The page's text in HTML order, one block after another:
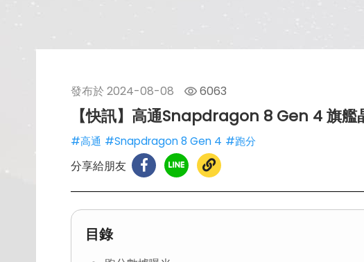
發布於 2024-08-08 6063
【快訊】高通Snapdragon 8 Gen 4 旗艦
#高通 #Snapdragon 8 Gen 4 #跑分
分享給朋友
目錄